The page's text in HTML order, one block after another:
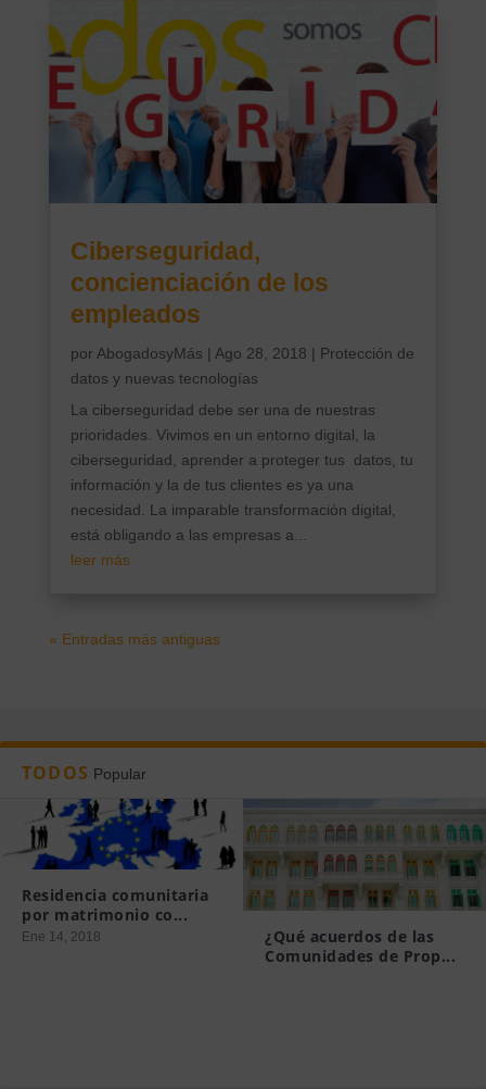
Ciberseguridad,
concienciación de los
empleados
por AbogadosyMás | Ago 28, 2018 | Protección de
datos y nuevas tecnologías
La ciberseguridad debe ser una de nuestras
prioridades. Vivimos en un entorno digital, la
ciberseguridad, aprender a proteger tus datos, tu
información y la de tus clientes es ya una
necesidad. La imparable transformación digital,
está obligando a las empresas a...
leer más
« Entradas más antiguas
TODOS Popular
Residencia comunitaria
por matrimonio co...
Ene 14, 2018
¿Qué acuerdos de las
Comunidades de Prop...